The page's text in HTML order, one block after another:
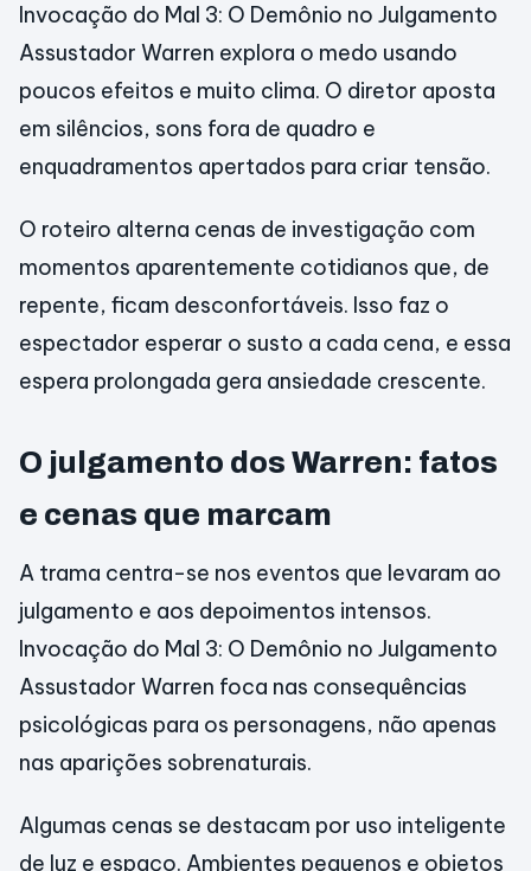
Invocação do Mal 3: O Demônio no Julgamento
Assustador Warren explora o medo usando
poucos efeitos e muito clima. O diretor aposta
em silêncios, sons fora de quadro e
enquadramentos apertados para criar tensão.
O roteiro alterna cenas de investigação com
momentos aparentemente cotidianos que, de
repente, ficam desconfortáveis. Isso faz o
espectador esperar o susto a cada cena, e essa
espera prolongada gera ansiedade crescente.
O julgamento dos Warren: fatos
e cenas que marcam
A trama centra-se nos eventos que levaram ao
julgamento e aos depoimentos intensos.
Invocação do Mal 3: O Demônio no Julgamento
Assustador Warren foca nas consequências
psicológicas para os personagens, não apenas
nas aparições sobrenaturais.
Algumas cenas se destacam por uso inteligente
de luz e espaço. Ambientes pequenos e objetos